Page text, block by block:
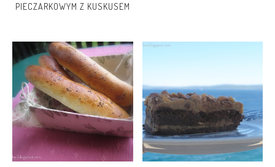
PIECZARKOWYM Z KUSKUSEM